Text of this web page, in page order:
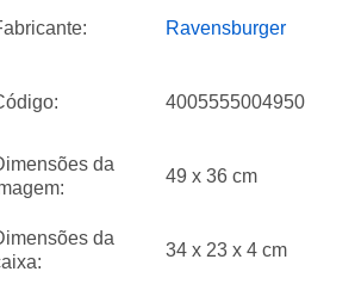
Ravensburger
4005555004950
da
49 x 36 cm
da
34 x 23 x 4 cm